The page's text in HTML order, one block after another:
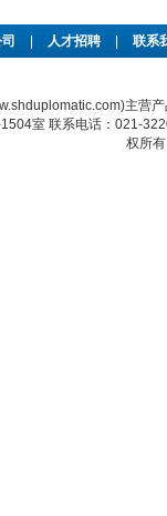
人才招聘 联系
主营
室 联系电话：021-
权所